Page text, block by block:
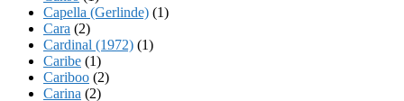
Capella (Gerlinde) (1)
Cara (2)
Cardinal (1972) (1)
Caribe (1)
Cariboo (2)
Carina (2)